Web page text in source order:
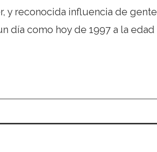
y reconocida influencia de gente
día como hoy de 1997 a la edad